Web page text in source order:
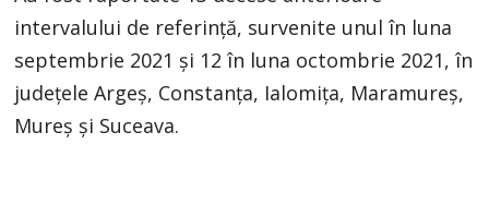
intervalului de referință, survenite unul în luna
septembrie 2021 și 12 în luna octombrie 2021, în
județele Argeș, Constanța, Ialomița, Maramureș,
Mureș și Suceava.